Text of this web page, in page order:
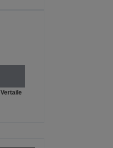
Vertaile